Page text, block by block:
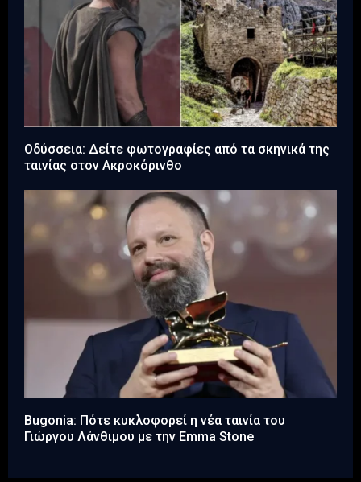
Οδύσσεια: Δείτε φωτογραφίες από τα σκηνικά της
ταινίας στον Ακροκόρινθο
Bugonia: Πότε κυκλοφορεί η νέα ταινία του
Γιώργου Λάνθιμου με την Emma Stone